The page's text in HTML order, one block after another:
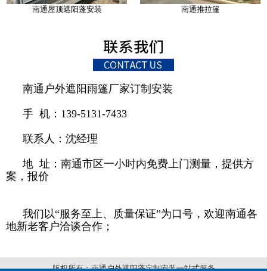
南通屋顶遮阳蓬安装 南通推拉篷
南通户外遮阳雨篷厂家订制安装
手 机：139-5131-7433
联系人：沈经理
地 址：南通市区一小时内免费上门测量，提供方
案，报价
我们以“服务至上、质量保证”为口号，欢迎南通各
地新老客户洽谈合作；
版权所有：南通户外遮阳蓬定制安装一站式服务